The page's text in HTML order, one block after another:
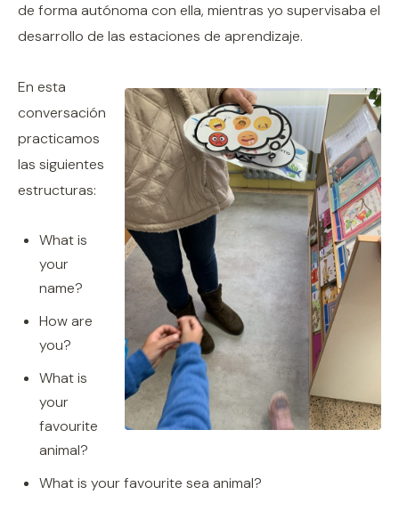
de forma autónoma con ella, mientras yo supervisaba el
desarrollo de las estaciones de aprendizaje.
En esta
conversación
practicamos
las siguientes
estructuras:
What is
your
name?
How are
you?
What is
your
favourite
animal?
What is your favourite sea animal?